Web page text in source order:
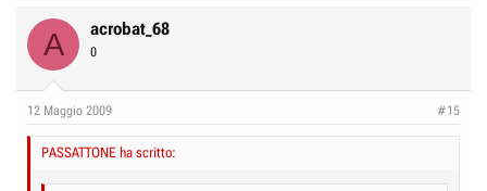
A acrobat_68
0
12 Maggio 2009 #15
PASSATTONE ha scritto: